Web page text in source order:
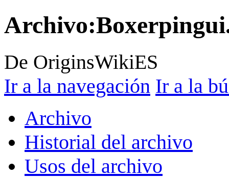
Archivo:
De OriginsWikiES
Ir a la navegación Ir a la
Archivo
Historial del archivo
Usos del archivo